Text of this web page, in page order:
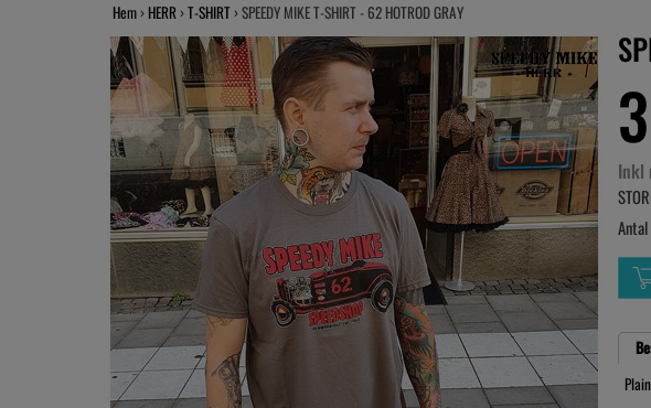
Hem › HERR ›T-SHIRT › SPEEDY MIKE T-SHIRT - 62 HOTROD GRAY
Inkl
Antal